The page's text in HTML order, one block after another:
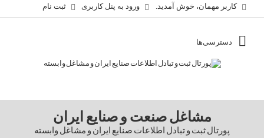
کاربر مهمان، خوش آمدید. ورود به پنل کاربری ثبت نام
مشاغل صنعت و صنایع ایران
پورتال ثبت و تبادل اطلاعات صنایع ایران و مشاغل وابسته